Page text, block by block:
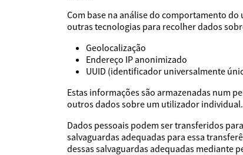
Com base na análise do comportamento
outras tecnologias para recolher dados
Geolocalização
Endereço IP anonimizado
UUID (identificador universalmente
Estas informações são armazenadas num
outros dados sobre um utilizador individual.
Dados pessoais podem ser transferidos
salvaguardas adequadas para essa
dessas salvaguardas adequadas mediante